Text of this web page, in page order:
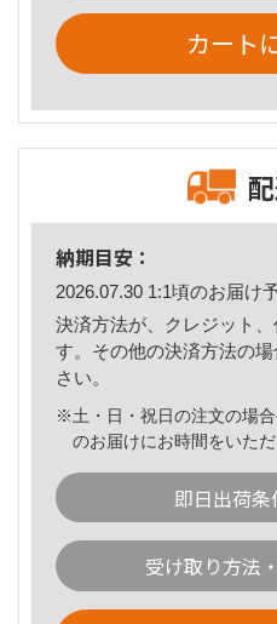
カート
納期目安：
2026.07.30 1:1頃のお届け
決済方法が、クレジット
す。その他の決済方法の場
さい。
※土・日・祝日の注文の場
のお届けにお時間をいた
即日出荷
受け取り方法